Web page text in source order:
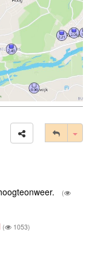
(
( 1053)